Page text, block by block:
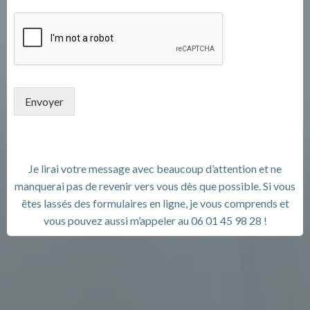
Envoyer
Je lirai votre message avec beaucoup d’attention et ne
manquerai pas de revenir vers vous dès que possible. Si vous
êtes lassés des formulaires en ligne, je vous comprends et
vous pouvez aussi m’appeler au 06 01 45 98 28 !